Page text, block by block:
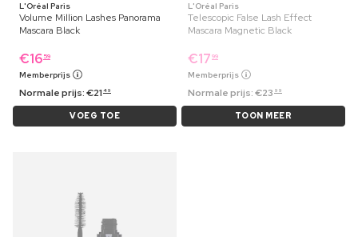
L'Oréal Paris
Volume Million Lashes Panorama
Mascara Black
€16 59
Memberprijs
Normale prijs:€21 49
VOEG TOE
L'Oréal Paris
Telescopic False Lash Effect
Mascara Magnetic Black
€17 99
Memberprijs
Normale prijs:€23 99
TOON MEER